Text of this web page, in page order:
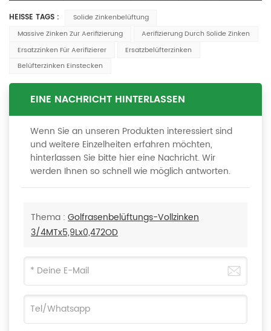
HEISSE TAGS :
Solide Zinkenbelüftung
Massive Zinken Zur Aerifizierung
Aerifizierung Durch Solide Zinken
Ersatzzinken Für Aerifizierer
Ersatzbelüfterzinken
Belüfterzinken Einstecken
EINE NACHRICHT HINTERLASSEN
Wenn Sie an unseren Produkten interessiert sind
und weitere Einzelheiten erfahren möchten,
hinterlassen Sie bitte hier eine Nachricht. Wir
werden Ihnen so schnell wie möglich antworten.
Thema : Golfrasenbelüftungs-Vollzinken
3/4MTx5,9Lx0,472OD